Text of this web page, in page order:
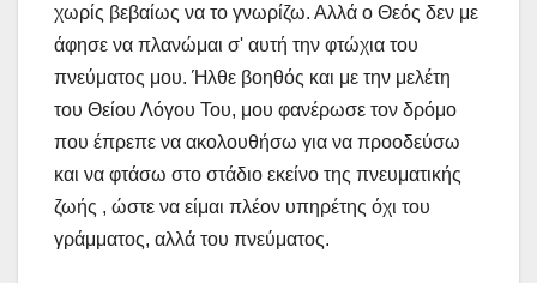
χωρίς βεβαίως να το γνωρίζω. Αλλά ο Θεός δεν με
άφησε να πλανώμαι σ' αυτή την φτώχια του
πνεύματος μου. Ήλθε βοηθός και με την μελέτη
του Θείου Λόγου Του, μου φανέρωσε τον δρόμο
που έπρεπε να ακολουθήσω για να προοδεύσω
και να φτάσω στο στάδιο εκείνο της πνευματικής
ζωής , ώστε να είμαι πλέον υπηρέτης όχι του
γράμματος, αλλά του πνεύματος.